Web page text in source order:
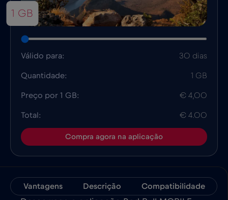
1 GB
Válido para: 30 dias
Quantidade: 1 GB
Preço por 1 GB: € 4,00
Total: € 4.00
Compra agora na aplicação
Vantagens Descrição Compatibilidade